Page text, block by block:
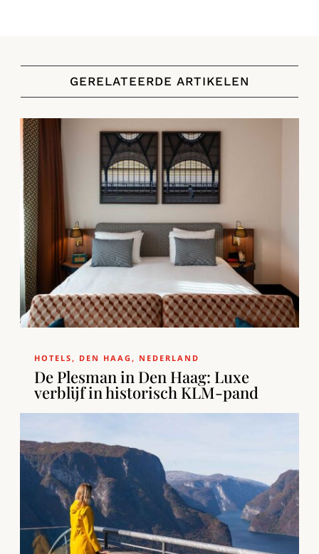
GERELATEERDE ARTIKELEN
HOTELS, DEN HAAG, NEDERLAND
De Plesman in Den Haag: Luxe
verblijf in historisch KLM-pand